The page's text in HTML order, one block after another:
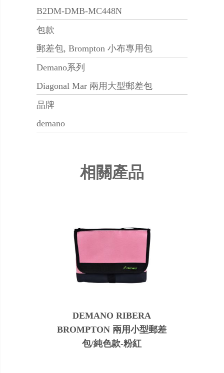
B2DM-DMB-MC448N
包款
郵差包, Brompton 小布專用包
Demano系列
Diagonal Mar 兩用大型郵差包
品牌
demano
相關產品
DEMANO RIBERA
BROMPTON 兩用小型郵差
包/純色款-粉紅